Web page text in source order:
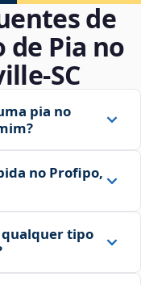
de
Pia no
pia no
no Profipo,
qualquer tipo